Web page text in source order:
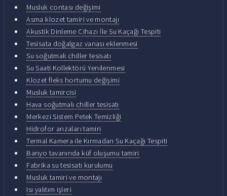
Musluk contası değişimi
Asma klozet tamiri ve montajı
Akustik Dinleme Cihazı İle Su Kaçağı Tespiti
Tesisata doğalgaz vanası eklenmesi
Su soğutmalı chiller tesisatı
Su Saati Kollektörü Yenilenmesi
Klozet fleks hortumu değişimi
Musluk tamircisi
Hava soğutmalı chiller tesisatı
Merkezi Sistem Petek Temizliği
Hidrofor arızaları tamiri
Termal Kamera ile Kırmadan Su Kaçağı Tespiti
Banyo tavanında küf oluşumu tamiri
Fabrika su tesisatı kurulumu
Musluk tamiri ve montajı
Isı yalıtım işleri